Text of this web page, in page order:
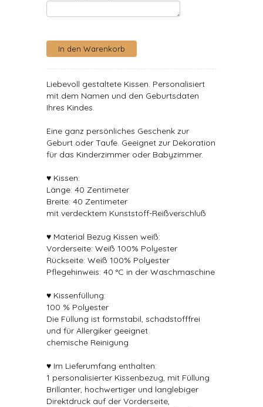
Liebevoll gestaltete Kissen. Personalisiert
mit dem Namen und den Geburtsdaten
Ihres Kindes.
Eine ganz persönliches Geschenk zur
Geburt oder Taufe. Geeignet zur Dekoration
für das Kinderzimmer oder Babyzimmer.
♥ Kissen:
Länge: 40 Zentimeter
Breite: 40 Zentimeter
mit verdecktem Kunststoff-Reißverschluß
♥ Material Bezug Kissen weiß:
Vorderseite: Weiß 100% Polyester
Rückseite: Weiß 100% Polyester
Pflegehinweis: 40 °C in der Waschmaschine
♥ Kissenfüllung:
100 % Polyester
Die Füllung ist formstabil, schadstofffrei
und für Allergiker geeignet
chemische Reinigung
♥ Im Lieferumfang enthalten:
1 personalisierter Kissenbezug, mit Füllung
Brillanter, hochwertiger und langlebiger
Direktdruck auf der Vorderseite,